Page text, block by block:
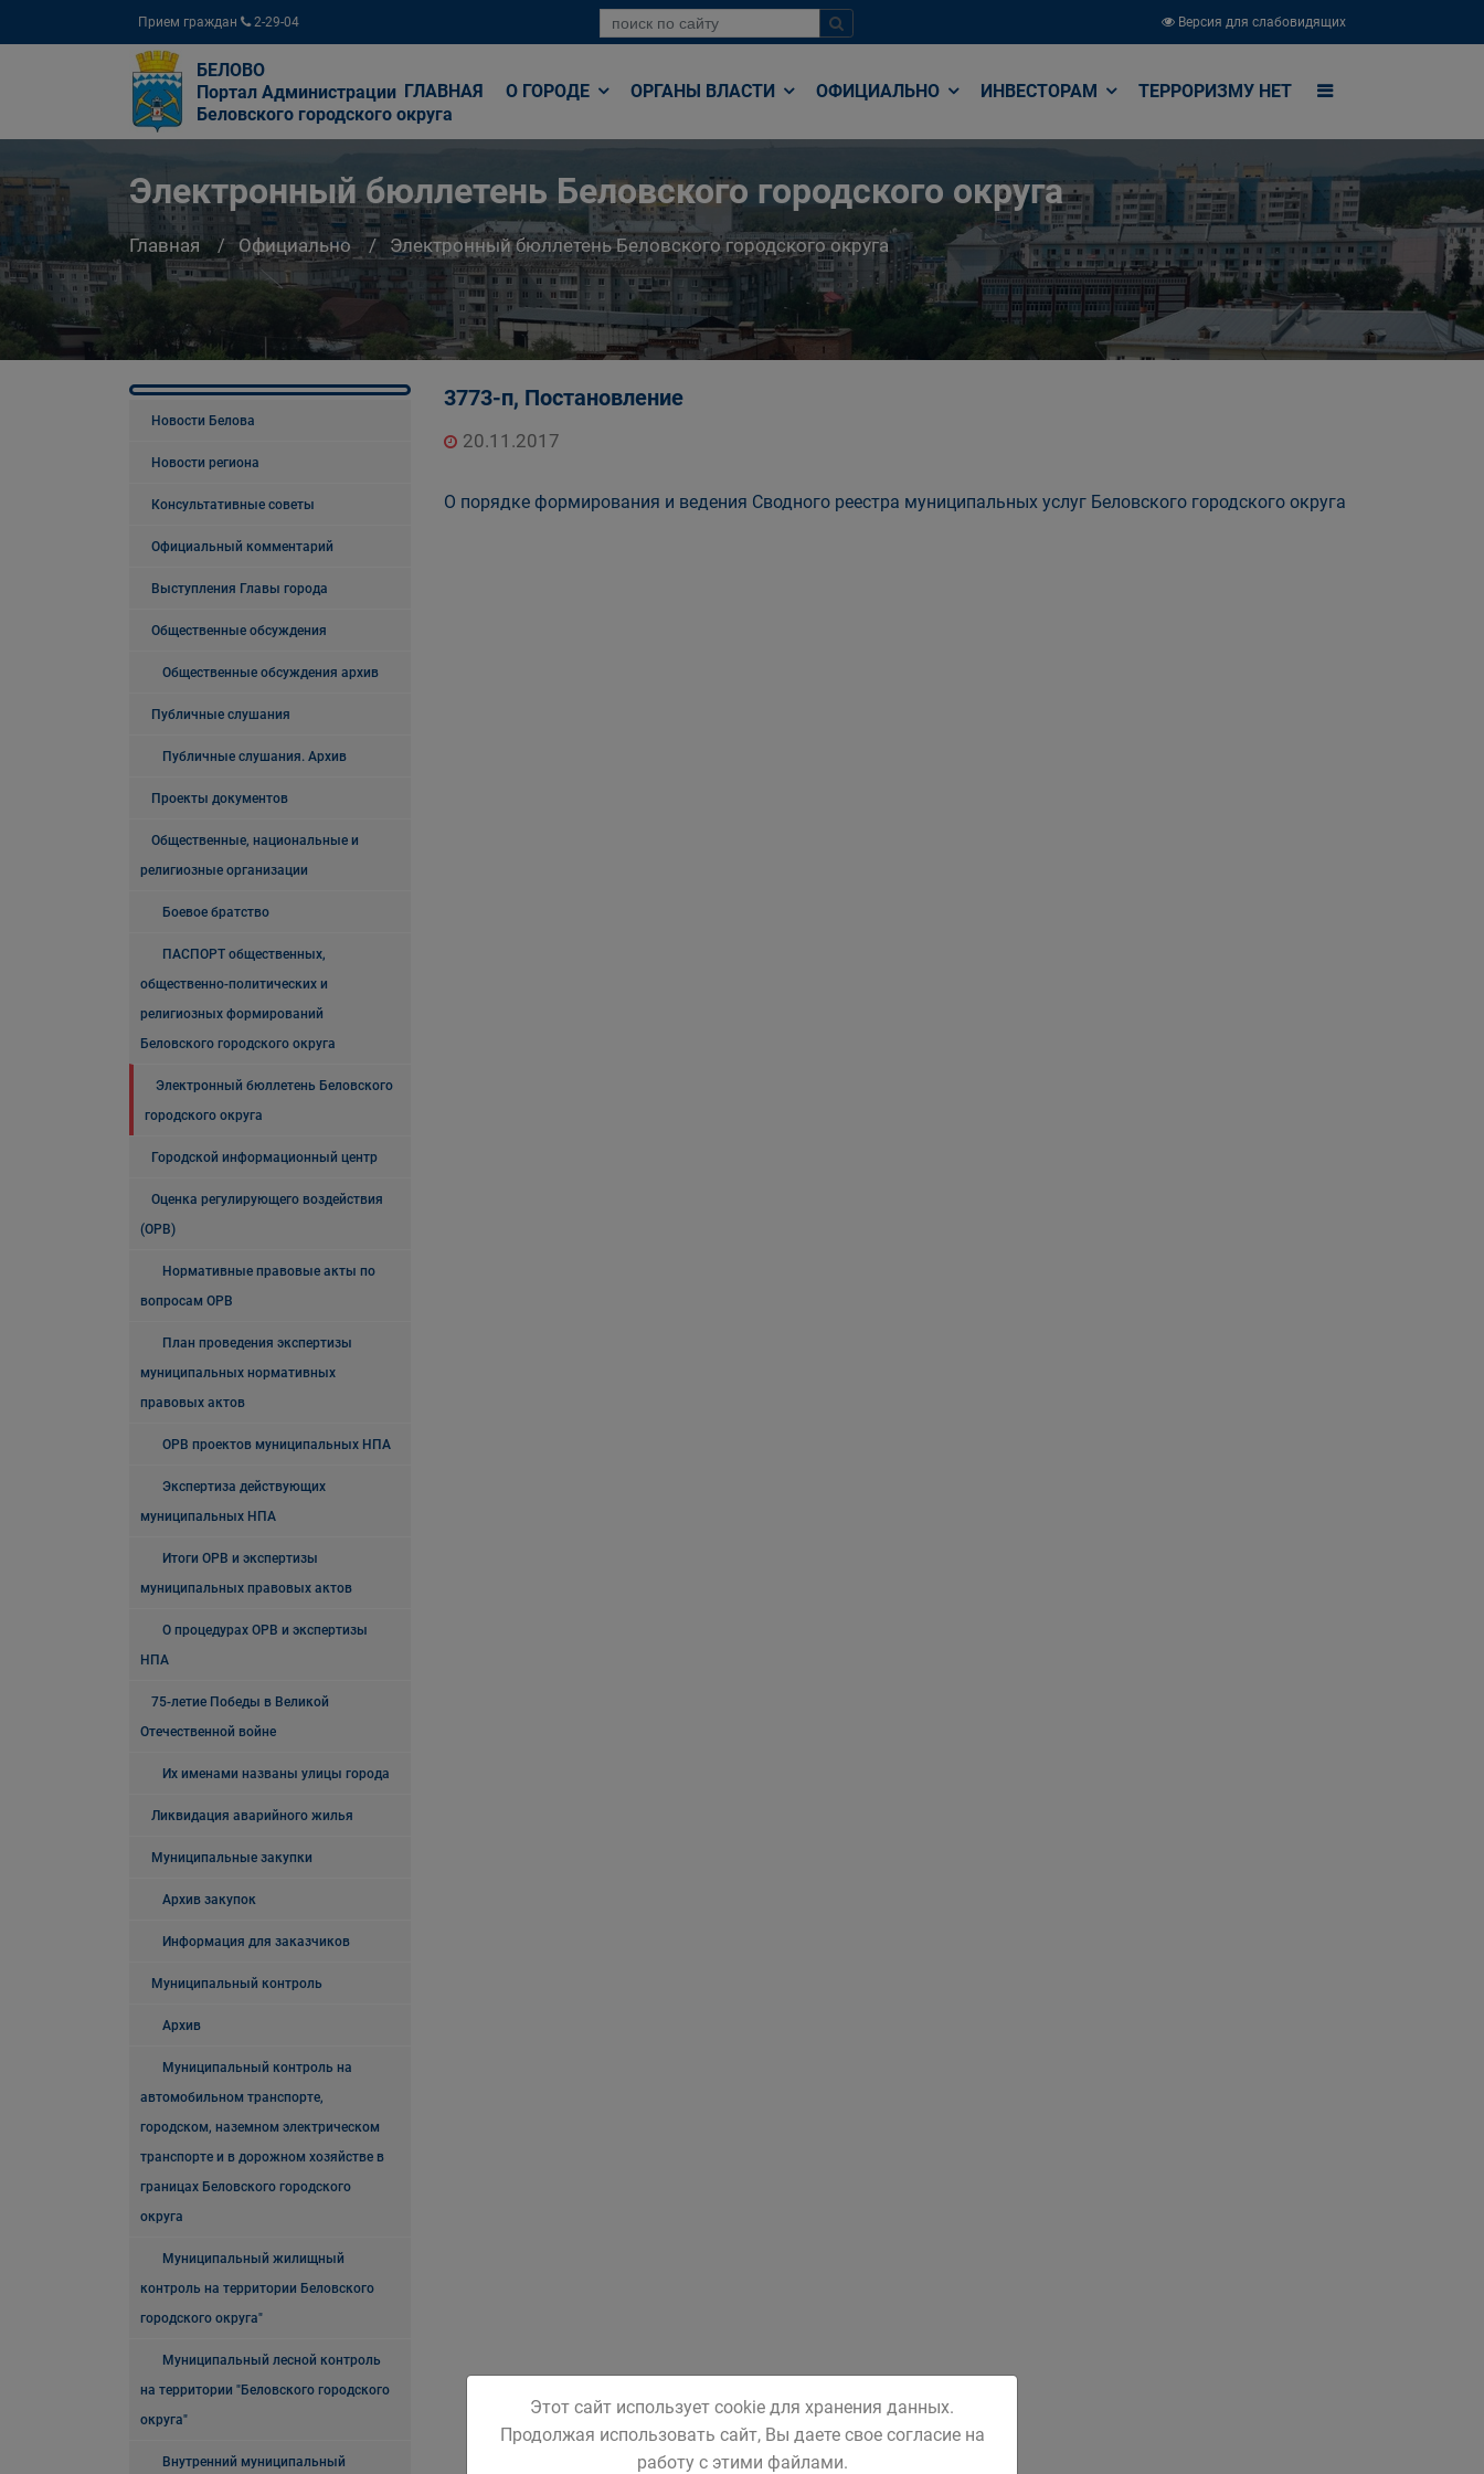
Прием граждан 2-29-04 Версия для слабовидящих
БЕЛОВО
Портал Администрации
Беловского городского округа
ГЛАВНАЯ О ГОРОДЕ ОРГАНЫ ВЛАСТИ ОФИЦИАЛЬНО ИНВЕСТОРАМ ТЕРРОРИЗМУ НЕТ
Электронный бюллетень Беловского городского округа
Главная Официально Электронный бюллетень Беловского городского округа
Новости Белова
Новости региона
Консультативные советы
Официальный комментарий
Выступления Главы города
Общественные обсуждения
Общественные обсуждения архив
Публичные слушания
Публичные слушания. Архив
Проекты документов
Общественные, национальные и
религиозные организации
Боевое братство
ПАСПОРТ общественных,
общественно-политических и
религиозных формирований
Беловского городского округа
Электронный бюллетень Беловского
городского округа
Городской информационный центр
Оценка регулирующего воздействия
(ОРВ)
Нормативные правовые акты по
вопросам ОРВ
План проведения экспертизы
муниципальных нормативных
правовых актов
ОРВ проектов муниципальных НПА
Экспертиза действующих
муниципальных НПА
Итоги ОРВ и экспертизы
муниципальных правовых актов
О процедурах ОРВ и экспертизы
НПА
75-летие Победы в Великой
Отечественной войне
Их именами названы улицы города
Ликвидация аварийного жилья
Муниципальные закупки
Архив закупок
Информация для заказчиков
Муниципальный контроль
Архив
Муниципальный контроль на
автомобильном транспорте,
городском, наземном электрическом
транспорте и в дорожном хозяйстве в
границах Беловского городского
округа
Муниципальный жилищный
контроль на территории Беловского
городского округа"
Муниципальный лесной контроль
на территории "Беловского городского
округа"
Внутренний муниципальный
3773-п, Постановление
20.11.2017
О порядке формирования и ведения Сводного реестра муниципальных услуг Беловского городского округа
Этот сайт использует cookie для хранения данных.
Продолжая использовать сайт, Вы даете свое согласие на
работу с этими файлами.